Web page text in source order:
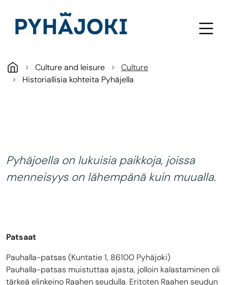
Culture and leisure
Culture
Historiallisia kohteita Pyhäjella
Pyhäjoella on lukuisia paikkoja, joissa
menneisyys on lähempänä kuin muualla.
Patsaat
Pauhalla-patsas (Kuntatie 1, 86100 Pyhäjoki)
Pauhalla-patsas muistuttaa ajasta, jolloin kalastaminen oli
tärkeä elinkeino Raahen seudulla. Eritoten Raahen seudun